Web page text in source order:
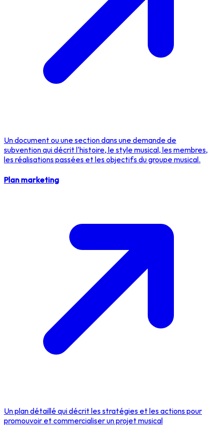
Un document ou une section dans une demande de
subvention qui décrit l'histoire, le style musical, les membres,
les réalisations passées et les objectifs du groupe musical.
Plan marketing
Un plan détaillé qui décrit les stratégies et les actions pour
promouvoir et commercialiser un projet musical